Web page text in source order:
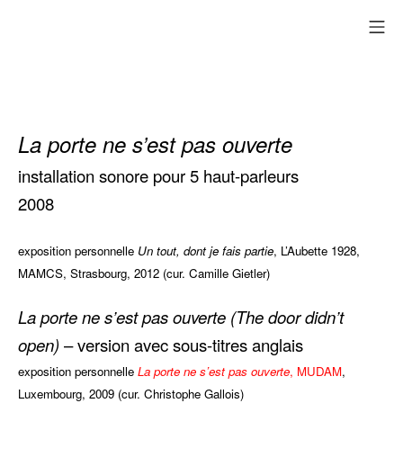
La porte ne s’est pas ouverte
installation sonore pour 5 haut-parleurs
2008
exposition personnelle Un tout, dont je fais partie, L’Aubette 1928,
MAMCS, Strasbourg, 2012 (cur. Camille Gietler)
La porte ne s’est pas ouverte (The door didn’t
open) – version avec sous-titres anglais
exposition personnelle La porte ne s’est pas ouverte, MUDAM,
Luxembourg, 2009 (cur. Christophe Gallois)